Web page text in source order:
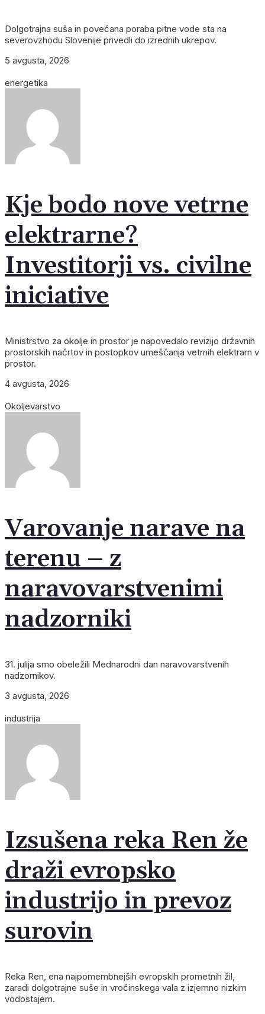
Dolgotrajna suša in povečana poraba pitne vode sta na
severovzhodu Slovenije privedli do izrednih ukrepov.
5 avgusta, 2026
energetika
Kje bodo nove vetrne
elektrarne?
Investitorji vs. civilne
iniciative
Ministrstvo za okolje in prostor je napovedalo revizijo državnih
prostorskih načrtov in postopkov umeščanja vetrnih elektrarn v
prostor.
4 avgusta, 2026
Okoljevarstvo
Varovanje narave na
terenu – z
naravovarstvenimi
nadzorniki
31. julija smo obeležili Mednarodni dan naravovarstvenih
nadzornikov.
3 avgusta, 2026
industrija
Izsušena reka Ren že
draži evropsko
industrijo in prevoz
surovin
Reka Ren, ena najpomembnejših evropskih prometnih žil,
zaradi dolgotrajne suše in vročinskega vala z izjemno nizkim
vodostajem.